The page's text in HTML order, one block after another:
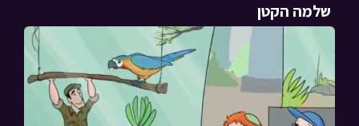
שלמה הקטן